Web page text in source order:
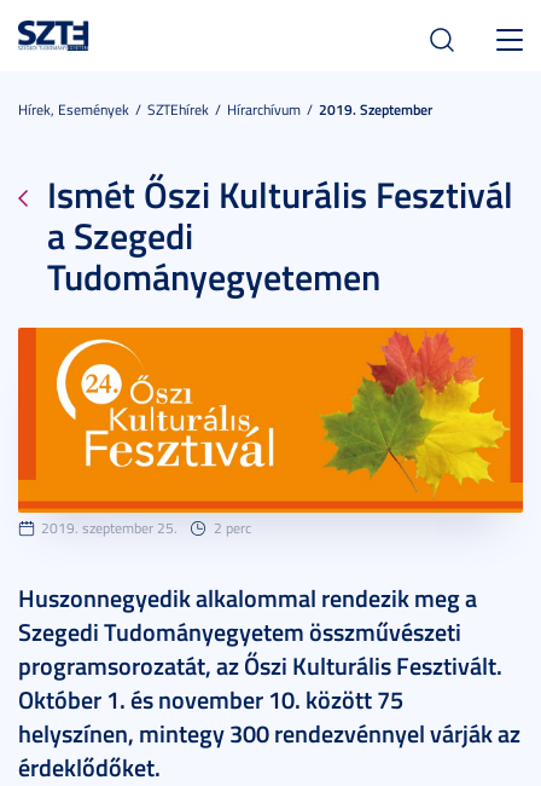
Hírek, Események SZTEhírek Hírarchívum 2019. Szeptember
Ismét Őszi Kulturális Fesztivál
a Szegedi
Tudományegyetemen
2019. szeptember 25. 2 perc
Huszonnegyedik alkalommal rendezik meg a
Szegedi Tudományegyetem összművészeti
programsorozatát, az Őszi Kulturális Fesztivált.
Október 1. és november 10. között 75
helyszínen, mintegy 300 rendezvénnyel várják az
érdeklődőket.